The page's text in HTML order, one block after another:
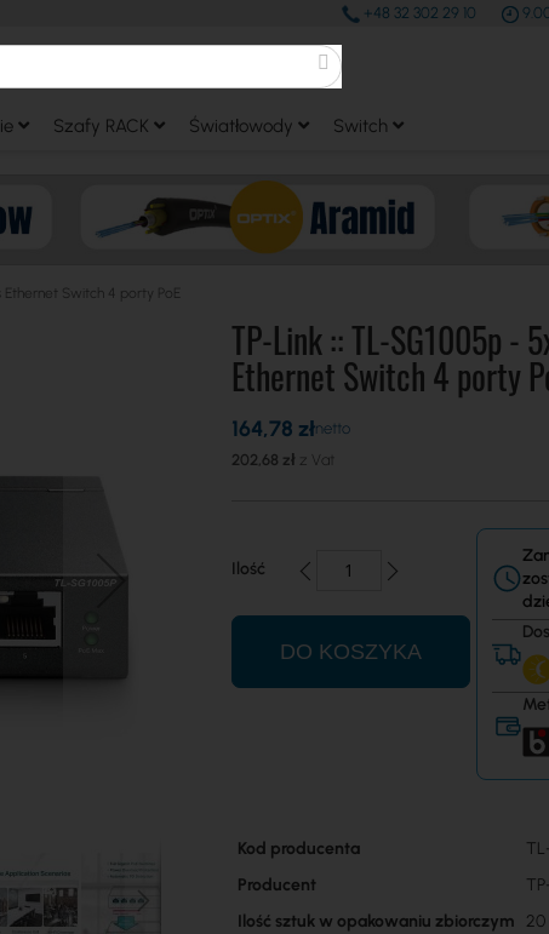
+48 32 302 29 10
Search
Szafy RACK Światłowody Switch
Ethernet Switch 4 porty PoE
TP-Link :: TL-SG1005p -
Ethernet Switch 4 porty
202,68 zł
164,78 zł
Ilość
DO KOSZYKA
Więcej
Kod producenta
Producent
Ilość sztuk w opakowaniu zbiorczym
20